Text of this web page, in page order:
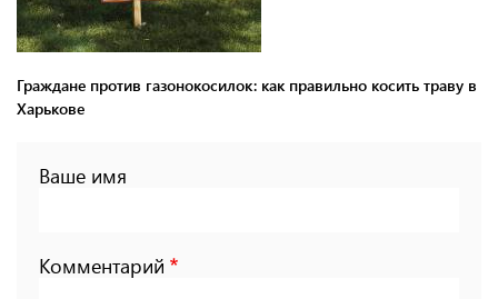
Граждане против газонокосилок: как правильно косить траву в
Харькове
Ваше имя
Комментарий